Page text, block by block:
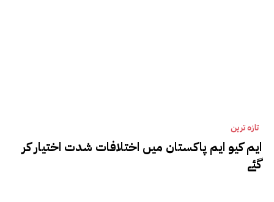
تازہ ترین
ایم کیو ایم پاکستان میں اختلافات شدت اختیار کر
گئے